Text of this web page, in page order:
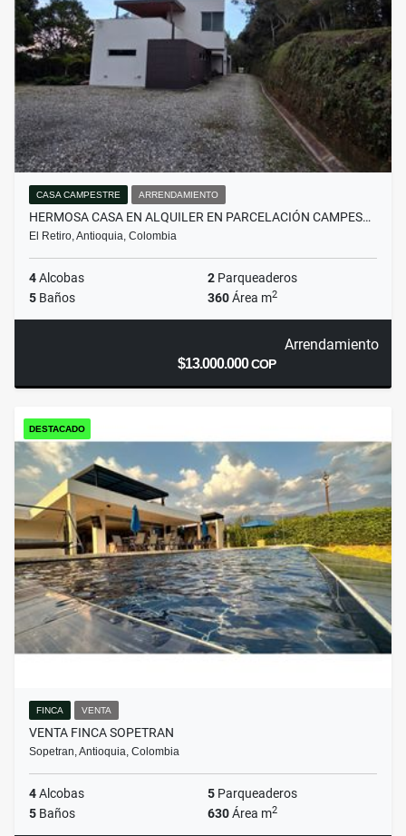
CASA CAMPESTRE ARRENDAMIENTO
HERMOSA CASA EN ALQUILER EN PARCELACIÓN CAMPES…
El Retiro, Antioquia, Colombia
4Alcobas 2 Parqueaderos
5 Baños 360Área m2
Arrendamiento
$13.000.000COP
DESTACADO
FINCA VENTA
VENTA FINCA SOPETRAN
Sopetran, Antioquia, Colombia
4Alcobas 5 Parqueaderos
5 Baños 630Área m2